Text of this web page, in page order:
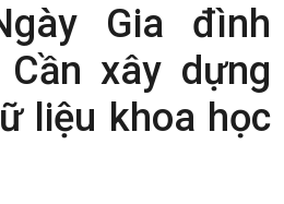
Gia đình
xây dựng
liệu khoa học